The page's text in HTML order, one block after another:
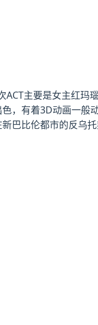
主要是女主红玛
，有着3D动画一般
巴比伦都市的反乌